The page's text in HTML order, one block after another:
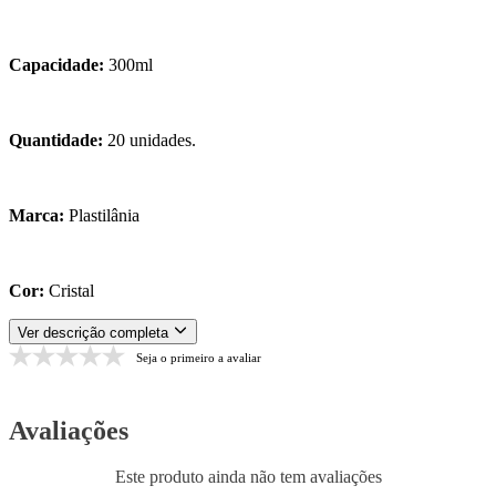
Capacidade: 300ml
Quantidade: 20 unidades.
Marca: Plastilânia
Cor: Cristal
Ver descrição completa
Seja o primeiro a avaliar
Avaliações
Este produto ainda não tem avaliações